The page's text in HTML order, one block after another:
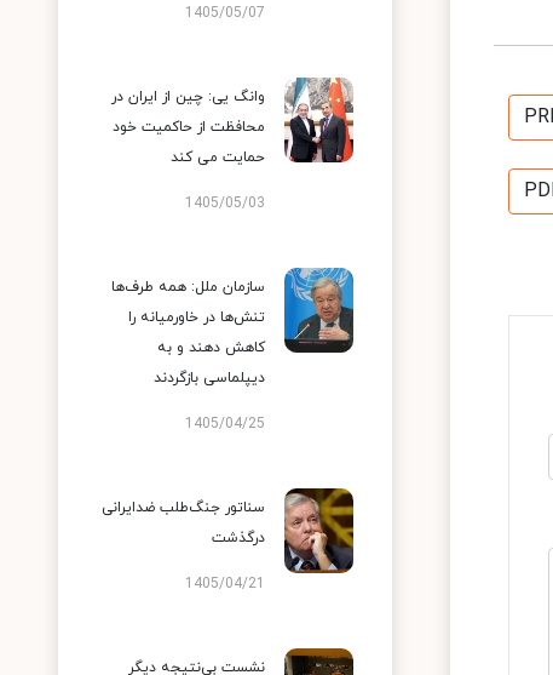
1405/05/07
وانگ یی: چین از ایران در
محافظت از حاکمیت خود
حمایت می کند
1405/05/03
سازمان ملل: همه طرف‌ها
تنش‌ها در خاورمیانه را
کاهش دهند و به
دیپلماسی بازگردند
1405/04/25
سناتور جنگ‌طلب ضدایرانی
درگذشت
1405/04/21
نشست بی‌نتیجه دیگر